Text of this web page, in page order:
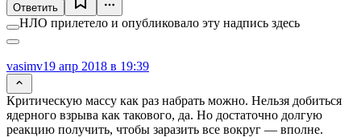
Ответить
НЛО прилетело и опубликовало эту надпись здесь
vasimv19 апр 2018 в 19:39
Критическую массу как раз набрать можно. Нельзя добиться
ядерного взрыва как такового, да. Но достаточно долгую
реакцию получить, чтобы заразить все вокруг — вполне.